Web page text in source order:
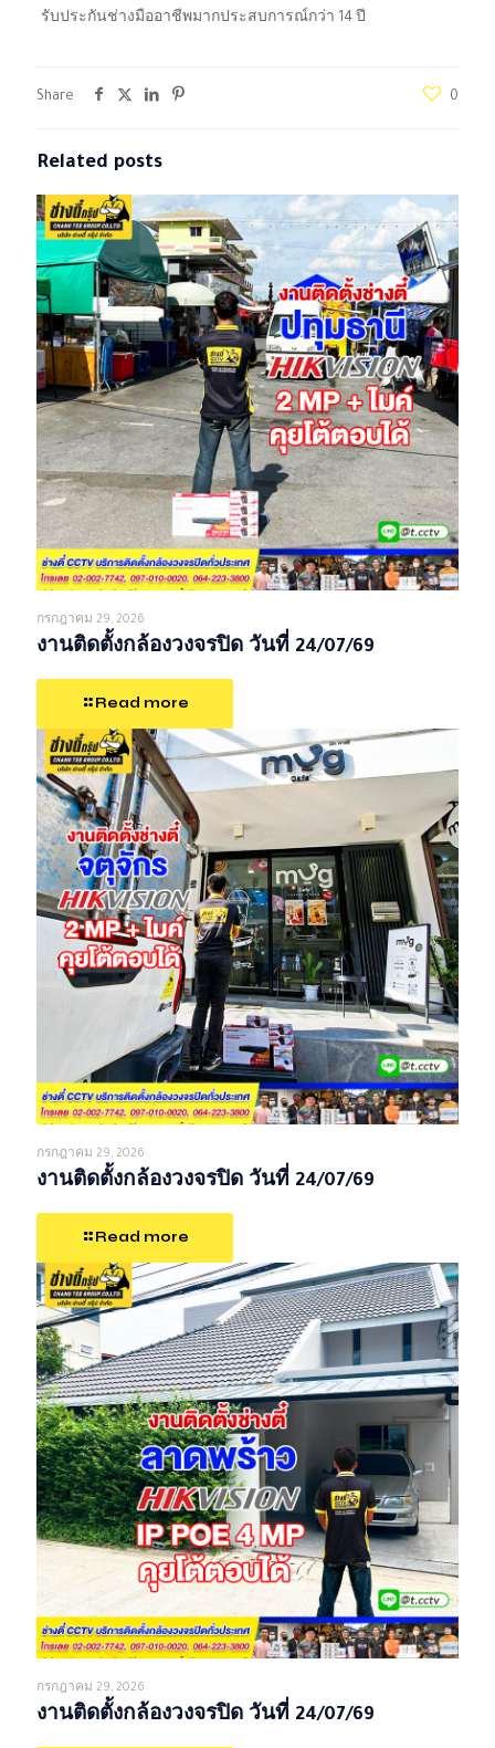
รับประกันช่างมืออาชีพมากประสบการณ์กว่า 14 ปี
Share 0
Related posts
กรกฎาคม 29, 2026
งานติดตั้งกล้องวงจรปิด วันที่ 24/07/69
Read more
กรกฎาคม 29, 2026
งานติดตั้งกล้องวงจรปิด วันที่ 24/07/69
Read more
กรกฎาคม 29, 2026
งานติดตั้งกล้องวงจรปิด วันที่ 24/07/69